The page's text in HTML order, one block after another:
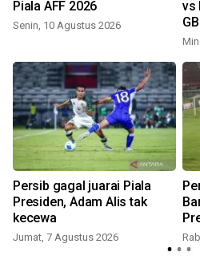
Piala AFF 2026
Senin, 10 Agustus 2026
vs
Persib gagal juarai Piala
Presiden, Adam Alis tak
kecewa
Jumat, 7 Agustus 2026